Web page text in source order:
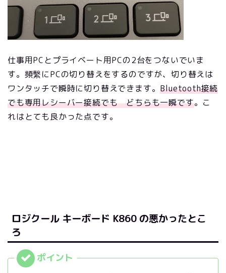
仕事用PCとプライベート用PCの2台をつないでいま
す。頻繫にPCの切り替えをするのですが、切り替えは
ワンタッチで瞬時に切り替えできます。Bluetooth接続
でも専用レシーバー接続でも どちらも一瞬です。こ
れはとても良かった点です。
ロジクール キーボード K860 の悪かったとこ
ろ